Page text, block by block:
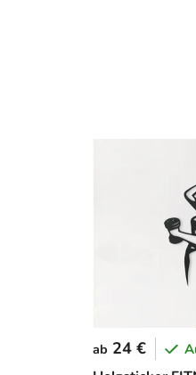
ab 24 €